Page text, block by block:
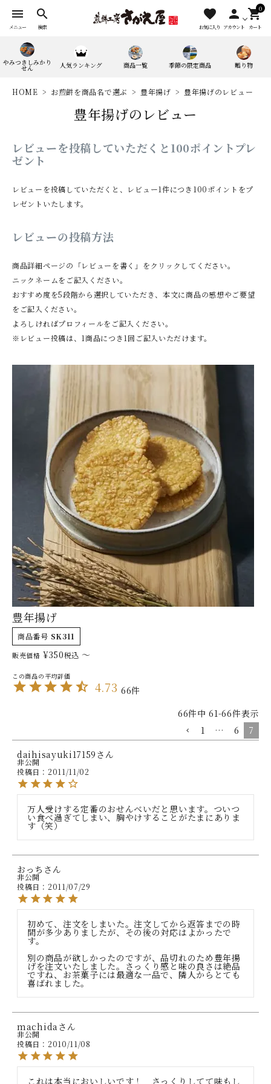
menu
メニュー
search
検索
favorite
お気に入り
person
アカウント
0
shopping_cart
カート
やみつきしみかり
せん 人気ランキング 商品一覧 季節の限定商品 贈り物
四季満喫便
味の煎華
野菜カレー揚煎
やみつきしみかりせん
人気ランキング
商品一覧
商品一覧（味付けから選ぶ）
季節の限定商品
贈り物
私たちについて
ご利用ガイド
特定商取引法
HOME お煎餅を商品名で選ぶ 豊年揚げ 豊年揚げのレビュー
豊年揚げのレビュー
レビューを投稿していただくと100ポイントプレ
ゼント
レビューを投稿していただくと、レビュー1件につき100ポイントをプ
レゼントいたします。
レビューの投稿方法
商品詳細ページの「レビューを書く」をクリックしてください。
ニックネームをご記入ください。
おすすめ度を5段階から選択していただき、本文に商品の感想やご要望
をご記入ください。
よろしければプロフィールをご記入ください。
※レビュー投稿は、1商品につき1回ご記入いただけます。
豊年揚げ
商品番号 SK311
販売価格 ¥350税込 〜
4.73 66
66件中 61-66件表示
1
… 6
7
daihisayuki17159
非公開
投稿日
2011/11/02
万人受けする定番のおせんべいだと思います。ついつ
い食べ過ぎてしまい、胸やけすることがたまにありま
す（笑）
おっち
非公開
投稿日
2011/07/29
初めて、注文をしまいた。注文してから返答までの時
間が多少ありましたが、その後の対応はよかったで
す。
別の商品が欲しかったのですが、品切れのため豊年揚
げを注文いたしました。さっくり感と味の良さは絶品
ですね、お茶菓子には最適な一品で、隣人からとても
喜ばれました。
machida
非公開
投稿日
2010/11/08
これは本当においしいです！　さっくりしてて味もし